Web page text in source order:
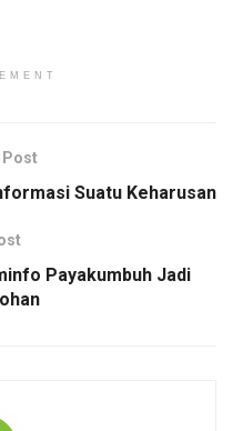
Post
Suatu Keharusan
Payakumbuh Jadi